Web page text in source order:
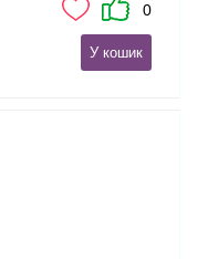
0
У кошик